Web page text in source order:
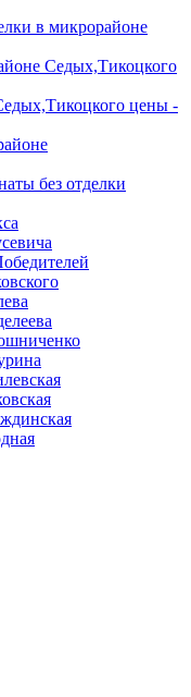
в микрорайоне
Седых,Тикоцкого
цены -
без отделки